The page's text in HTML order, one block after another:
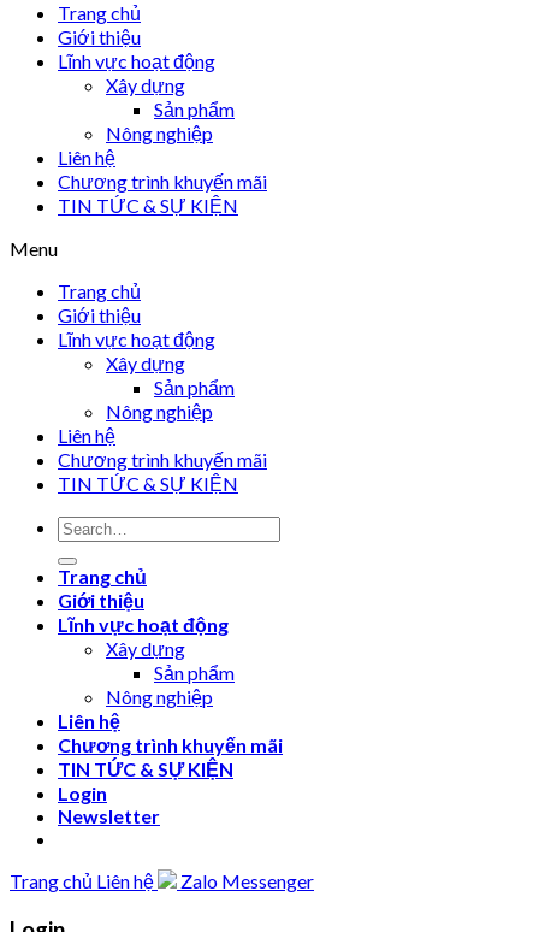
Trang chủ
Giới thiệu
Lĩnh vực hoạt động
Xây dựng
Sản phẩm
Nông nghiệp
Liên hệ
Chương trình khuyến mãi
TIN TỨC & SỰ KIỆN
Menu
Trang chủ
Giới thiệu
Lĩnh vực hoạt động
Xây dựng
Sản phẩm
Nông nghiệp
Liên hệ
Chương trình khuyến mãi
TIN TỨC & SỰ KIỆN
Trang chủ
Giới thiệu
Lĩnh vực hoạt động
Xây dựng
Sản phẩm
Nông nghiệp
Liên hệ
Chương trình khuyến mãi
TIN TỨC & SỰ KIỆN
Login
Newsletter
Trang chủ Liên hệ Zalo Messenger